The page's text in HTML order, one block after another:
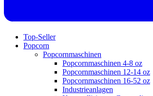
Top-Seller
Popcorn
Popcornmaschinen
Popcornmaschinen 4-8 oz
Popcornmaschinen 12-14 oz
Popcornmaschinen 16-52 oz
Industrieanlagen